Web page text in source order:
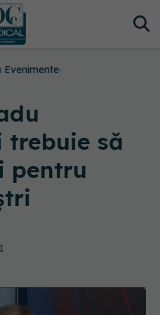
Evenimente›
trebuie să
pentru